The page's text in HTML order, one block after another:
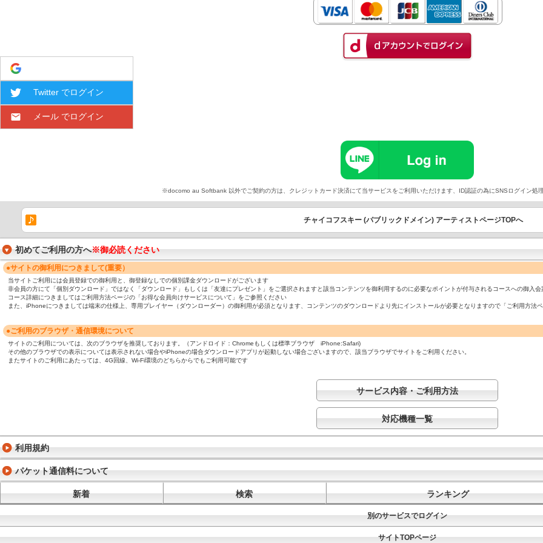
Twitter でログイン
メール でログイン
※docomo au Softbank 以外でご契約の方は、クレジットカード決済にて当サービスをご利用いただけます、ID認証の為にSNSログイン処
チャイコフスキー (パブリックドメイン) アーティストページTOPへ
初めてご利用の方へ※御必読ください
●サイトの御利用につきまして(重要）
当サイトご利用には会員登録での御利用と、御登録なしでの個別課金ダウンロードがございます
非会員の方にて「個別ダウンロード」ではなく「ダウンロード」もしくは「友達にプレゼント」をご選択されますと該当コンテンツを御利用するのに必要なポイントが付与されるコースへの御入会
コース詳細につきましてはご利用方法ページの「お得な会員向けサービスについて」をご参照ください
また、iPhoneにつきましては端末の仕様上、専用プレイヤー（ダウンローダー）の御利用が必須となります、コンテンツのダウンロードより先にインストールが必要となりますので「ご利用方法
●ご利用のブラウザ・通信環境について
サイトのご利用については、次のブラウザを推奨しております。（アンドロイド：Chromeもしくは標準ブラウザ iPhone:Safari)
その他のブラウザでの表示については表示されない場合やiPhoneの場合ダウンロードアプリが起動しない場合ございますので、該当ブラウザでサイトをご利用ください。
またサイトのご利用にあたっては、4G回線、Wi-Fi環境のどちらからでもご利用可能です
サービス内容・ご利用方法
対応機種一覧
利用規約
パケット通信料について
新着 検索 ランキング
別のサービスでログイン
サイトTOPページ